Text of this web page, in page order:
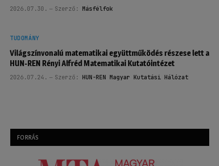
2026.07.30. Szerző: Másfélfok
TUDOMÁNY
Világszínvonalú matematikai együttműködés részese lett a
HUN-REN Rényi Alfréd Matematikai Kutatóintézet
2026.07.24. Szerző: HUN-REN Magyar Kutatási Hálózat
FORRÁS